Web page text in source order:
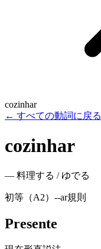
cozinhar
← すべての動詞に戻る
cozinhar
— 料理する / ゆでる
初等（A2） --ar規則
Presente